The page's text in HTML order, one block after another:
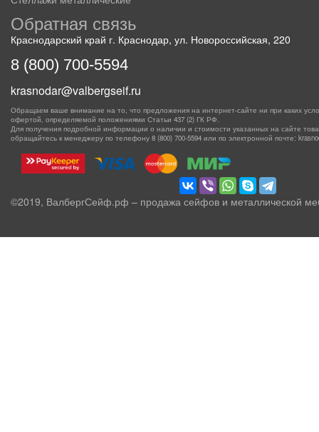
Обратная связь
Краснодарский край г. Краснодар, ул. Новороссийская, 220
8 (800) 700-5594
krasnodar@valbergseif.ru
Обращаем ваше внимание на то, что предложения на интернет-сайте ни при каких
офертой, определяемой положениями Статьи 437 (2) ГК РФ.
Для получения подробной информации о наличии и стоимости указанных на сайте
обращайтесь к менеджеру по телефону 8 (800) 700-5594 или по электронной почте:
©2019, ВалбергСейф.рф – продажа сейфов и металлической